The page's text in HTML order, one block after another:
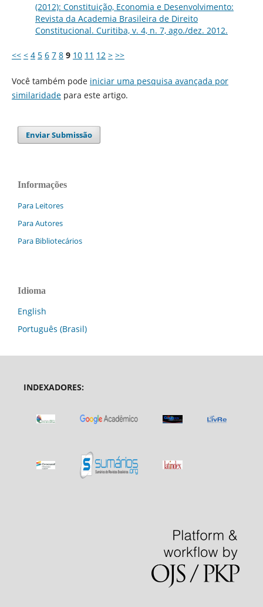
(2012): Constituição, Economia e Desenvolvimento:
Revista da Academia Brasileira de Direito
Constitucional. Curitiba, v. 4, n. 7, ago./dez. 2012.
<< < 4 5 6 7 8 9 10 11 12 > >>
Você também pode iniciar uma pesquisa avançada por
similaridadepara este artigo.
Enviar Submissão
Informações
Para Leitores
Para Autores
Para Bibliotecários
Idioma
English
Português (Brasil)
INDEXADORES: